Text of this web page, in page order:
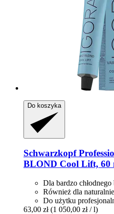
Do koszyka
Schwarzkopf
BLOND Cool Lift, 60
Dla bardzo chłodnego
Również dla
Do użytku
63,00 zł (1 050,00 zł / l)